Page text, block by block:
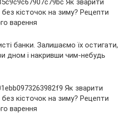
банки. Залишаємо їх остигати,
дном і накривши чим-небудь